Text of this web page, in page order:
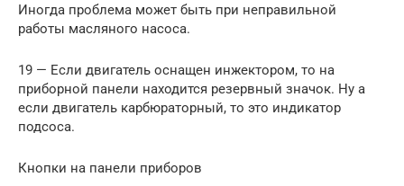
Иногда проблема может быть при неправильной
работы масляного насоса.
19 — Если двигатель оснащен инжектором, то на
приборной панели находится резервный значок. Ну а
если двигатель карбюраторный, то это индикатор
подсоса.
Кнопки на панели приборов